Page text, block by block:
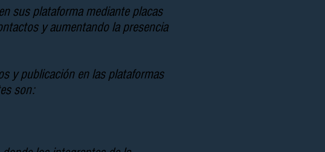
sus plataforma mediante placas
y aumentando la presencia
y publicación en las plataformas
son: